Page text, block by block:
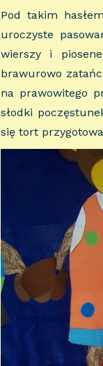
Pod takim
uroczyste
wierszy i
brawurowo
na prawowitego
słodki
się tort